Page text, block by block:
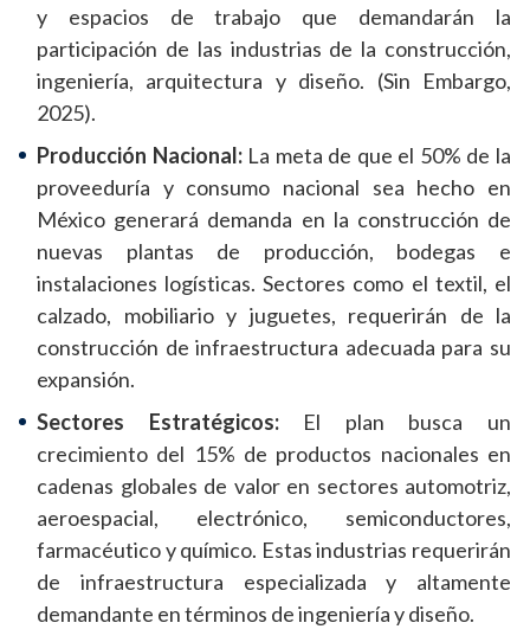
y espacios de trabajo que demandarán la
participación de las industrias de la construcción,
ingeniería, arquitectura y diseño. (Sin Embargo,
2025).
Producción Nacional: La meta de que el 50% de la
proveeduría y consumo nacional sea hecho en
México generará demanda en la construcción de
nuevas plantas de producción, bodegas e
instalaciones logísticas. Sectores como el textil, el
calzado, mobiliario y juguetes, requerirán de la
construcción de infraestructura adecuada para su
expansión.
Sectores Estratégicos:El plan busca un
crecimiento del 15% de productos nacionales en
cadenas globales de valor en sectores automotriz,
aeroespacial, electrónico, semiconductores,
farmacéutico y químico. Estas industrias requerirán
de infraestructura especializada y altamente
demandante en términos de ingeniería y diseño.